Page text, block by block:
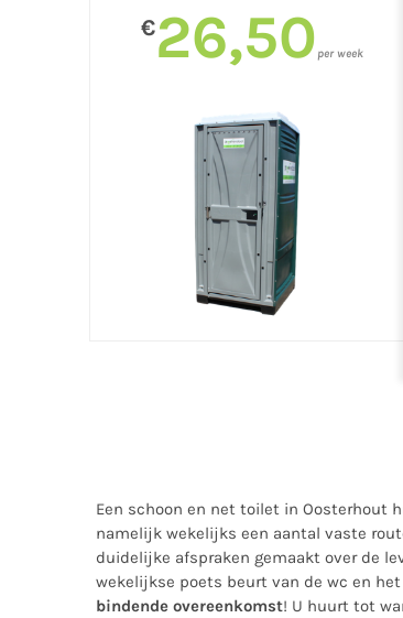
€26,50 per week
Een schoon en net toilet in Oosterhout
namelijk wekelijks een aantal vaste
duidelijke afspraken gemaakt over de
wekelijkse poets beurt van de wc en
bindende overeenkomst! U huurt tot